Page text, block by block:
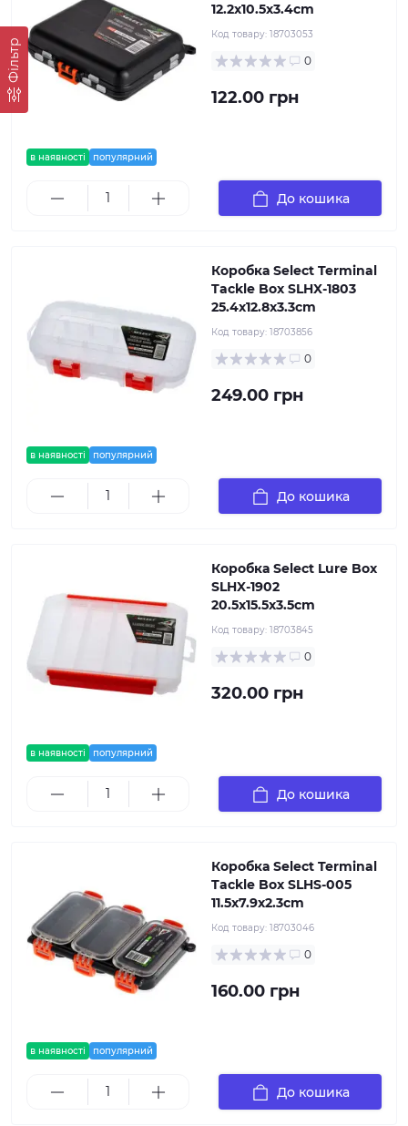
Фільтр
в наявності популярний
12.2х10.5х3.4cm
Код товару: 18703053
0
122.00 грн
До кошика
в наявності популярний
Коробка Select Terminal
Tackle Box SLHX-1803
25.4х12.8х3.3cm
Код товару: 18703856
0
249.00 грн
До кошика
в наявності популярний
Коробка Select Lure Box
SLHX-1902
20.5х15.5х3.5cm
Код товару: 18703845
0
320.00 грн
До кошика
в наявності популярний
Коробка Select Terminal
Tackle Box SLHS-005
11.5x7.9x2.3cm
Код товару: 18703046
0
160.00 грн
До кошика